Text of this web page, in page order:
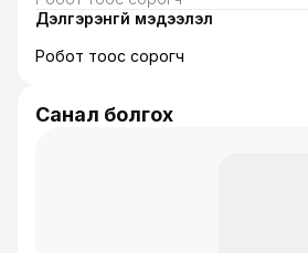
Дэлгэрэнгүй мэдээлэл
Робот тоос сорогч
Санал болгох